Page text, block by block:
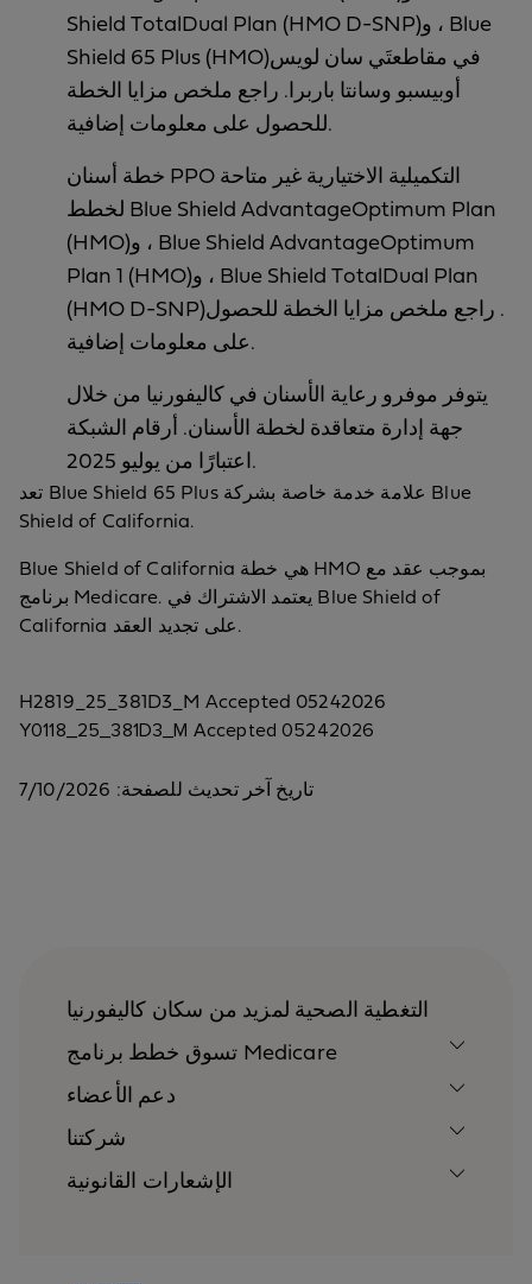
Shield TotalDual Plan (HMO D-SNP)‎‏، و Blue
Shield 65 Plus (HMO)‎‏ في مقاطعتَي سان لويس
أوبيسبو وسانتا باربرا. راجع ملخص مزايا الخطة
للحصول على معلومات إضافية.
خطة أسنان PPO التكميلية الاختيارية غير متاحة
لخطط Blue Shield AdvantageOptimum Plan
(HMO)‎‏، و Blue Shield AdvantageOptimum
Plan 1 (HMO)‎‏، و Blue Shield TotalDual Plan
(HMO D-SNP)‎‏. راجع ملخص مزايا الخطة للحصول
على معلومات إضافية.
يتوفر موفرو رعاية الأسنان في كاليفورنيا من خلال
جهة إدارة متعاقدة لخطة الأسنان. أرقام الشبكة
اعتبارًا من يوليو 2025.
تعد Blue Shield 65 Plus علامة خدمة خاصة بشركة Blue
Shield of California.
Blue Shield of California هي خطة HMO بموجب عقد مع
برنامج Medicare. يعتمد الاشتراك في Blue Shield of
California على تجديد العقد.
H2819_25_381D3_M Accepted 05242026
Y0118_25_381D3_M Accepted 05242026
تاريخ آخر تحديث للصفحة: 7/10/2026
التغطية الصحية لمزيد من سكان كاليفورنيا
تسوق خطط برنامج Medicare
دعم الأعضاء
شركتنا
الإشعارات القانونية